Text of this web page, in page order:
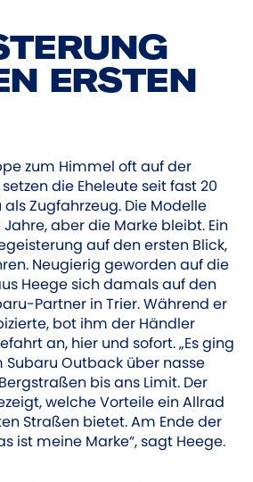
ERSTEN
zum Himmel oft auf der
die Eheleute seit fast 20
Zugfahrzeug. Die Modelle
aber die Marke bleibt. Ein
auf den ersten Blick,
Neugierig geworden auf die
Heege sich damals auf den
Partner in Trier. Während er
bot ihm der Händler
an, hier und sofort. „Es ging
Outback über nasse
bis ans Limit. Der
welche Vorteile ein Allrad
Straßen bietet. Am Ende der
ist meine Marke“, sagt Heege.